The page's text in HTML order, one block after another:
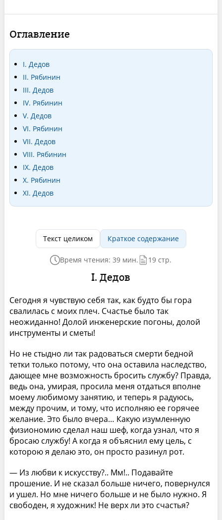
Оглавление
I. Дедов
II. Рябинин
III. Дедов
IV. Рябинин
V. Дедов
VI. Рябинин
VII. Дедов
VIII. Рябинин
IX. Дедов
X. Рябинин
XI. Дедов
Текст целиком Краткое содержание
Время чтения: 39 мин. 19 стр.
I. Дедов
Сегодня я чувствую себя так, как будто бы гора
свалилась с моих плеч. Счастье было так
неожиданно! Долой инженерские погоны, долой
инструменты и сметы!
Но не стыдно ли так радоваться смерти бедной
тетки только потому, что она оставила наследство,
дающее мне возможность бросить службу? Правда,
ведь она, умирая, просила меня отдаться вполне
моему любимому занятию, и теперь я радуюсь,
между прочим, и тому, что исполняю ее горячее
желание. Это было вчера… Какую изумленную
физиономию сделал наш шеф, когда узнал, что я
бросаю службу! А когда я объяснил ему цель, с
которою я делаю это, он просто разинул рот.
— Из любви к искусству?.. Мм!.. Подавайте
прошение. И не сказал больше ничего, повернулся
и ушел. Но мне ничего больше и не было нужно. Я
свободен, я художник! Не верх ли это счастья?